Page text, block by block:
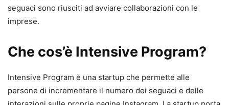
seguaci sono riusciti ad avviare collaborazioni con le
imprese.
Che cos’è Intensive Program?
Intensive Program è una startup che permette alle
persone di incrementare il numero dei seguaci e delle